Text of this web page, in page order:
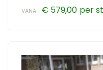
VANAF € 579,00
meerdere